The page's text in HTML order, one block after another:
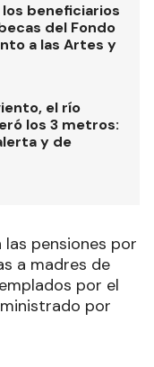
beneficiarios
del Fondo
a las Artes y
el río
los 3 metros:
y de
pensiones por
a madres de
por el
por